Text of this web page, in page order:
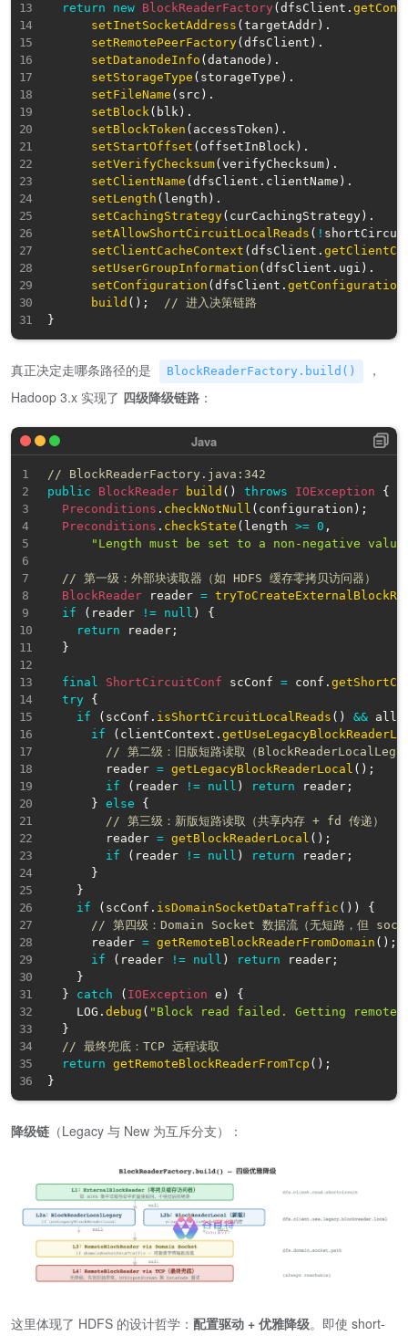
return new BlockReaderFactory ( dfsClient . getConf
setInetSocketAddress ( targetAddr ) .
setRemotePeerFactory( dfsClient ) .
setDatanodeInfo ( datanode ) .
setStorageType ( storageType ) .
setFileName ( src ) .
setBlock ( blk ) .
setBlockToken ( accessToken ) .
setStartOffset ( offsetInBlock ) .
setVerifyChecksum( verifyChecksum ) .
setClientName ( dfsClient . clientName ) .
setLength ( length ) .
setCachingStrategy( curCachingStrategy ) .
setAllowShortCircuitLocalReads ( !
setClientCacheContext ( dfsClient .
setUserGroupInformation ( dfsClient . ugi ) .
setConfiguration ( dfsClient . getConfiguration
build ( ) ;
// 进入决策链路
}
真正决定走哪条路径的是 BlockReaderFactory.build()
，
Hadoop 3.x 实现了 四级降级链路 ：
// BlockReaderFactory.java:342
public
BlockReader build ( ) throws IOException
{
Preconditions . checkNotNull ( configuration ) ;
Preconditions . checkState ( length >= 0 ,
"Length must be set to a non-negative
// 第一级：外部块读取器（如 HDFS 缓存零拷贝访问器）
BlockReader reader =
if
( reader != null )
{
return reader ;
}
final ShortCircuitConf scConf = conf .
try
{
if
( scConf . isShortCircuitLocalReads ( ) &&
if
( clientContext .
// 第二级：旧版短路读取（
        reader
= getLegacyBlockReaderLocal ( ) ;
if
( reader != null ) return reader ;
} else
{
// 第三级：新版短路读取（共享内存 + fd 传递）
        reader
= getBlockReaderLocal ( ) ;
if
( reader != null ) return reader ;
}
}
if
( scConf . isDomainSocketDataTraffic ( ) )
{
// 第四级：Domain Socket 数据流（无短路，但
      reader
= getRemoteBlockReaderFromDomain ( ) ;
if
( reader != null ) return reader ;
}
}
catch ( IOException e )
{
    LOG
. debug ( "Block read failed. Getting remote
}
// 最终兜底：TCP 远程读取
return getRemoteBlockReaderFromTcp ( ) ;
}
降级链 （Legacy 与 New 为互斥分支）：
这里体现了 HDFS 的设计哲学： 配置驱动 + 优雅降级。即使 short-